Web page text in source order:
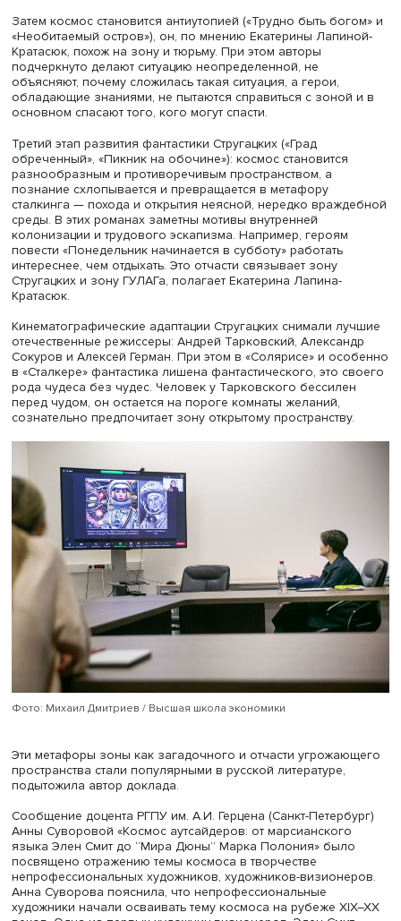
Екатерина Лапина-Кратасюк
Доцент Института медиа ФКИ ВШЭЕкатерина Лапина-
в докладе «Космос и “зона” в научно-фантастической
братьев Стругацких» напомнила участникам
понятие «зона» в отечественной литературе имеет
значение: это может быть некоторым секретным
труднодоступным объектом у писателей-фантастов и
заключения.
В фантастике Аркадия и Бориса Стругацких выделяются
периода. На первом этапе («Полдень, XXII век»,
космос бесконечен, но он подчинился людям, и герои
космосе. Стругацкие, в отличие от других фантастов,
обживали космос, делали его приятным, уютной
далекого будущего. Авторы заворожены
идеального мира.
Затем космос становится антиутопией («Трудно быть
Кратасюк, похож на зону и тюрьму. При этом авторы
подчеркнуто делают ситуацию неопределенной, не
объясняют, почему сложилась такая ситуация, а герои,
обладающие знаниями, не пытаются справиться с
основном спасают того, кого могут спасти.
Третий этап развития фантастики Стругацких («Град
обреченный», «Пикник на обочине»): космос становится
разнообразным и противоречивым пространством, а
познание схлопывается и превращается в метафору
сталкинга — похода и открытия неясной, нередко
среды. В этих романах заметны мотивы внутренней
колонизации и трудового эскапизма. Например, героям
повести «Понедельник начинается в субботу» работать
Кратасюк.
Кинематографические адаптации Стругацких снимали
отечественные режиссеры: Андрей Тарковский,
Сокуров и Алексей Герман. При этом в «Солярисе» и
в «Сталкере» фантастика лишена фантастического, это
рода чудеса без чудес. Человек у Тарковского
перед чудом, он остается на пороге комнаты желаний,
сознательно предпочитает зону открытому